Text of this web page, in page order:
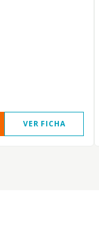
VER FICHA